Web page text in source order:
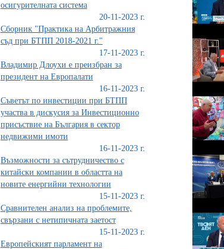
осигурителната система
20-11-2023 г.
Сборник "Практика на Арбитражния
съд при БТПП 2018-2021 г."
17-11-2023 г.
Владимир Длоухи е преизбран за
президент на Европалати
16-11-2023 г.
Съветът по инвестиции при БТПП
участва в дискусия за Инвестиционно
присъствие на България в сектор
недвижими имоти
16-11-2023 г.
Възможности за сътрудничество с
китайски компании в областта на
новите енергийни технологии
15-11-2023 г.
Сравнителен анализ на проблемите,
свързани с нетипичната заетост
15-11-2023 г.
Европейският парламент на